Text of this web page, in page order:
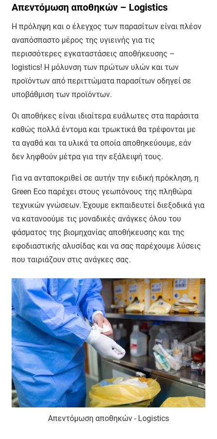
Απεντόμωση αποθηκών – Logistics
Η πρόληψη και ο έλεγχος των παρασίτων είναι πλέον
αναπόσπαστο μέρος της υγιεινής για τις
περισσότερες εγκαταστάσεις αποθήκευσης –
logistics! Η μόλυνση των πρώτων υλών και των
προϊόντων από περιττώματα παρασίτων οδηγεί σε
υποβάθμιση των προϊόντων.
Οι αποθήκες είναι ιδιαίτερα ευάλωτες στα παράσιτα
καθώς πολλά έντομα και τρωκτικά θα τρέφονται με
τα αγαθά και τα υλικά τα οποία αποθηκεύουμε, εάν
δεν ληφθούν μέτρα για την εξάλειψή τους.
Για να ανταποκριθεί σε αυτήν την ειδική πρόκληση, η
Green Eco παρέχει στους γεωπόνους της πληθώρα
τεχνικών γνώσεων. Έχουμε εκπαιδευτεί διεξοδικά για
να κατανοούμε τις μοναδικές ανάγκες όλου του
φάσματος της βιομηχανίας αποθήκευσης και της
εφοδιαστικής αλυσίδας και να σας παρέχουμε λύσεις
που ταιριάζουν στις ανάγκες σας.
Απεντόμωση αποθηκών - Logistics